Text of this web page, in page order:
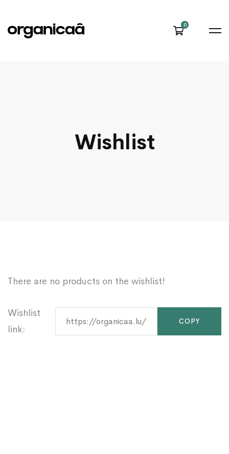
Wishlist
There are no products on the wishlist!
Wishlist
link: